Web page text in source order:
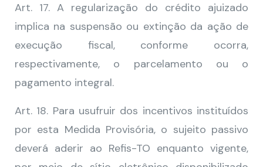
Art. 17. A regularização do crédito ajuizado
implica na suspensão ou extinção da ação de
execução fiscal, conforme ocorra,
respectivamente, o parcelamento ou o
pagamento integral.
Art. 18. Para usufruir dos incentivos instituídos
por esta Medida Provisória, o sujeito passivo
deverá aderir ao Refis-TO enquanto vigente,